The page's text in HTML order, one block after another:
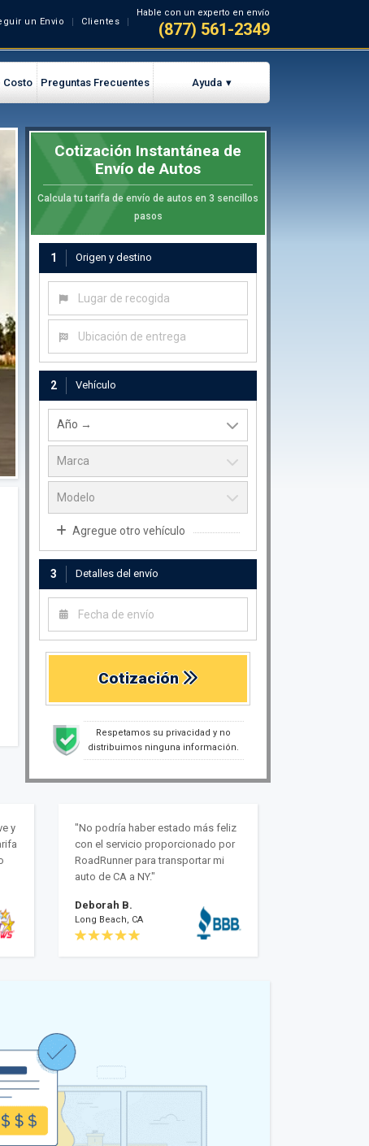
un Envio Clientes
Hable con un experto en envío
(877) 561-2349
Costo Preguntas Frecuentes Ayuda
Cotización Instantánea de
Envío de Autos
Calcula tu tarifa de envío de autos en 3 sencillos
pasos
1 Origen y destino
Lugar de recogida
Ubicación de entrega
2 Vehículo
Agregue otro vehículo
3 Detalles del envío
Cotización
Respetamos su privacidad y no
distribuimos ninguna información.
y
"No podría haber estado más feliz
con el servicio proporcionado por
RoadRunner para transportar mi
auto de CA a NY."
Deborah B.
Long Beach, CA